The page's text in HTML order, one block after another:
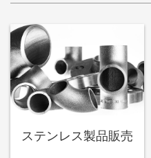
ステンレス製品販売